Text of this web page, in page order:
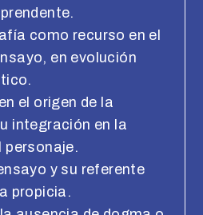
como recurso en el
en evolución
el origen de la
integración en la
personaje.
y su referente
propicia.